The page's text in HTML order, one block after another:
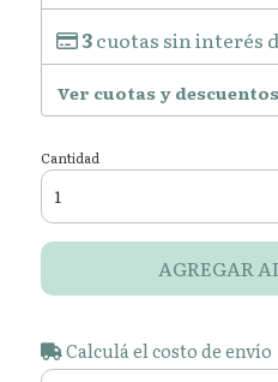
3cuotas sin interés
Ver cuotas y descuentos
Cantidad
AGREGAR
Calculá el costo de envío